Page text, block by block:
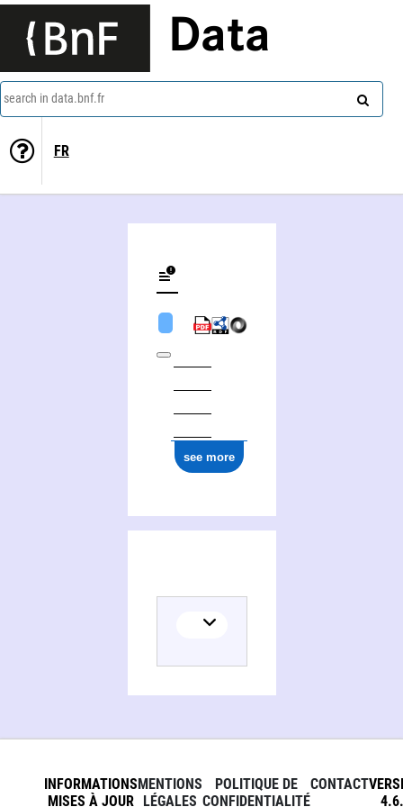
Data
search in data.bnf.fr
FR
see more
INFORMATIONS
MISES À JOUR
MENTIONS
LÉGALES
POLITIQUE DE
CONFIDENTIALITÉ
CONTACT